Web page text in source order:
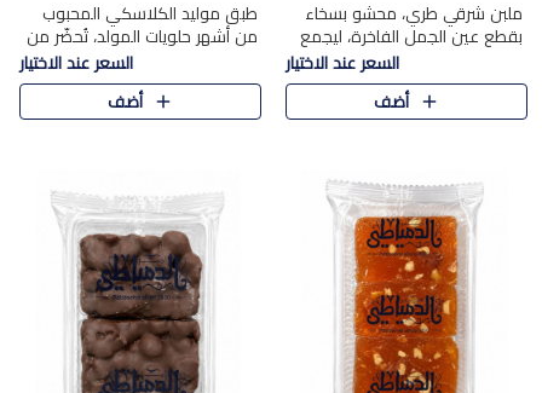
ملبن شرقي طري، محشو بسخاء
بقطع عين الجمل الفاخرة، ليجمع
بين القوام الناعم وقرمشة الجوز
في مذاق شرقي أصيل.
السعر عند الاختيار
أضف
طبق موليد الكلاسكي المحبوب
من أشهر حلويات المولد، تُحضّر من
فول سوداني محمص بعناية
ومغلف بطبقة رقيقة من السكر
المكرمل، لتمنحك قرمشة أصيلة
السعر عند الاختيار
أضف